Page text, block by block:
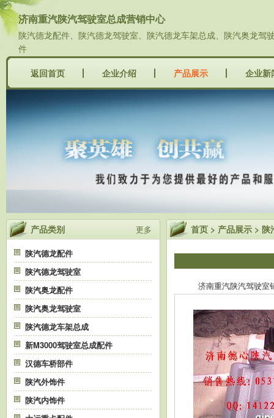
济南重汽陕汽驾驶室总成营销中心
陕汽德龙配件、陕汽德龙驾驶室、陕汽德龙车架总成、陕汽奥龙驾
件
返回首页
企业介绍 产品展示 企业新
更多
产品类别
陕汽德龙配件
陕汽德龙驾驶室
陕汽奥龙配件
陕汽奥龙驾驶室
陕汽德龙车架总成
新M3000驾驶室总成配件
汉德车桥部件
陕汽外饰件
陕汽内饰件
首页 > 产品展示 > 陕
济南重汽陕汽驾驶室